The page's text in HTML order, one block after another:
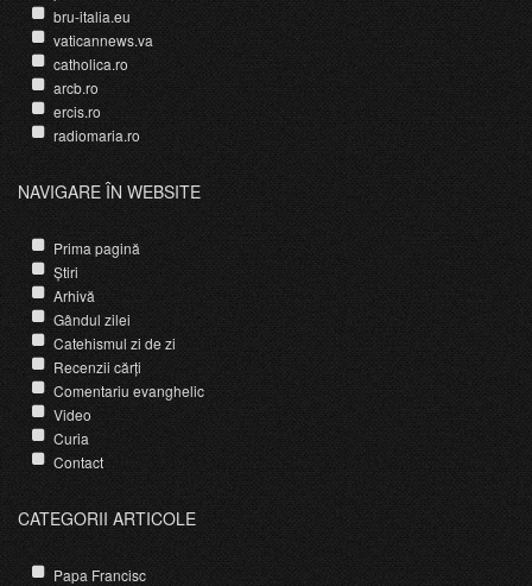
bru-italia.eu
vaticannews.va
catholica.ro
arcb.ro
ercis.ro
radiomaria.ro
NAVIGARE ÎN WEBSITE
Prima pagină
Știri
Arhivă
Gândul zilei
Catehismul zi de zi
Recenzii cărți
Comentariu evanghelic
Video
Curia
Contact
CATEGORII ARTICOLE
Papa Francisc